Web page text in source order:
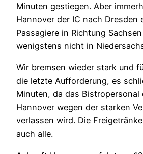
Minuten gestiegen. Aber
Hannover der IC nach Dresden
Passagiere in Richtung
wenigstens nicht in
Wir bremsen wieder stark und
die letzte Aufforderung, es
Minuten, da das Bistropersonal
Hannover wegen der starken
verlassen wird. Die
auch alle.